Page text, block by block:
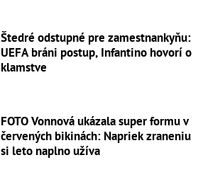
Štedré odstupné pre zamestnankyňu:
UEFA bráni postup, Infantino hovorí o
klamstve
FOTO Vonnová ukázala super formu v
červených bikinách: Napriek zraneniu
si leto naplno užíva